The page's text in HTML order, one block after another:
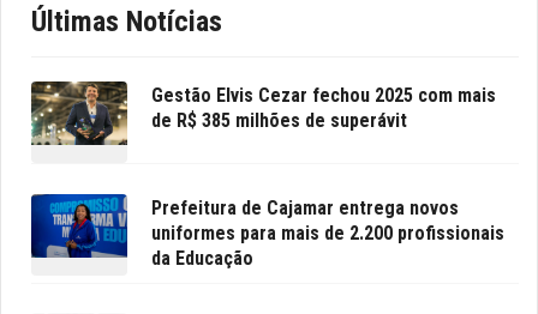
Últimas Notícias
Gestão Elvis Cezar fechou 2025 com mais
de R$ 385 milhões de superávit
Prefeitura de Cajamar entrega novos
uniformes para mais de 2.200 profissionais
da Educação